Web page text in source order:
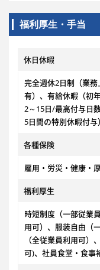
福利厚生・手当
休日休暇
完全週休2日制（業
有）、有給休暇（初
2～15日/最高付与日
5日間の特別休暇付
各種保険
雇用・労災・健康・
福利厚生
時短制度（一部従業
用可）、服装自由（
（全従業員利用可）
可)、社員食堂・食事